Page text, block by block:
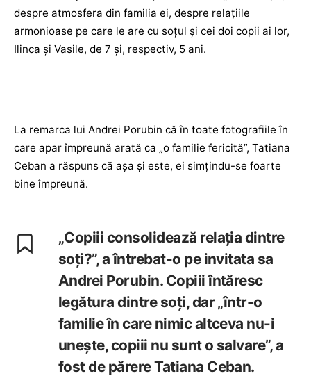
despre atmosfera din familia ei, despre relațiile
armonioase pe care le are cu soțul și cei doi copii ai lor,
Ilinca și Vasile, de 7 și, respectiv, 5 ani.
La remarca lui Andrei Porubin că în toate fotografiile în
care apar împreună arată ca „o familie fericită”, Tatiana
Ceban a răspuns că așa și este, ei simțindu-se foarte
bine împreună.
„Copiii consolidează relația dintre
soți?”, a întrebat-o pe invitata sa
Andrei Porubin. Copiii întăresc
legătura dintre soți, dar „într-o
familie în care nimic altceva nu-i
unește, copiii nu sunt o salvare”, a
fost de părere Tatiana Ceban.